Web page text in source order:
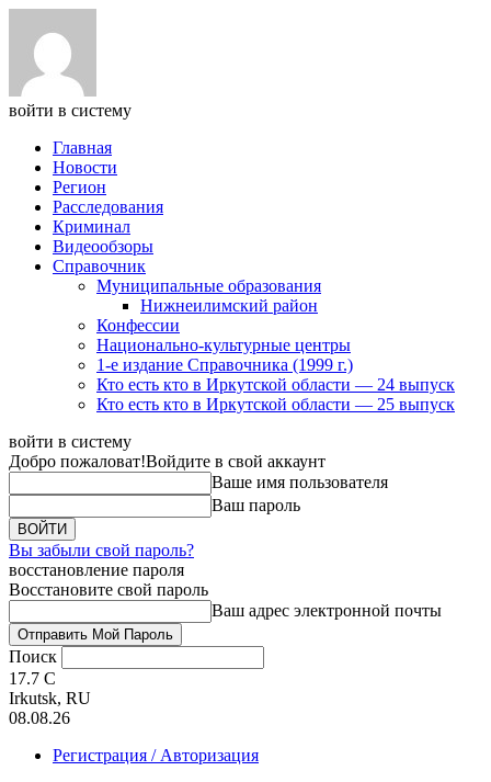
войти в систему
Главная
Новости
Регион
Расследования
Криминал
Видеообзоры
Справочник
Муниципальные образования
Нижнеилимский район
Конфессии
Национально-культурные центры
1-е издание Справочника (1999 г.)
Кто есть кто в Иркутской области — 24 выпуск
Кто есть кто в Иркутской области — 25 выпуск
войти в систему
Добро пожаловат!Войдите в свой аккаунт
Ваше имя пользователя
Ваш пароль
Вы забыли свой пароль?
восстановление пароля
Восстановите свой пароль
Ваш адрес электронной почты
Поиск
17.7 C
Irkutsk, RU
08.08.26
Регистрация / Авторизация